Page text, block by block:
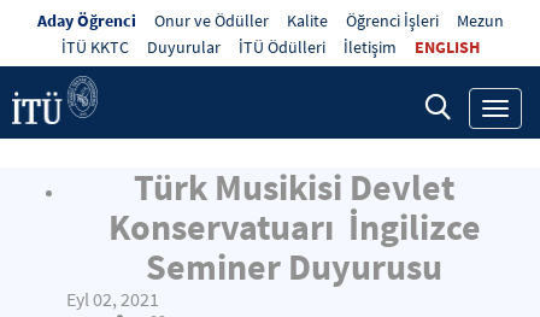
Aday Öğrenci Onur ve Ödüller Kalite Öğrenci İşleri
Mezun
İTÜ KKTC
Duyurular İTÜ Ödülleri İletişim ENGLISH
Türk Musikisi Devlet
Konservatuarı İngilizce
Seminer Duyurusu
Eyl 02, 2021